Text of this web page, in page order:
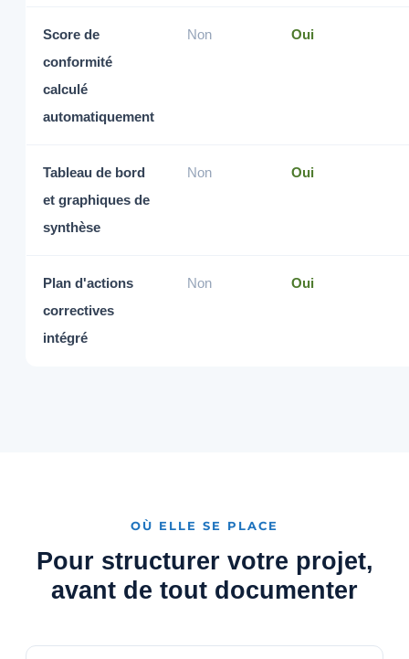
Score de
conformité
calculé
automatiquement
Non Oui
Tableau de bord
et graphiques de
synthèse
Non Oui
Plan d'actions
correctives
intégré
Non Oui
OÙ ELLE SE PLACE
Pour structurer votre projet,
avant de tout documenter